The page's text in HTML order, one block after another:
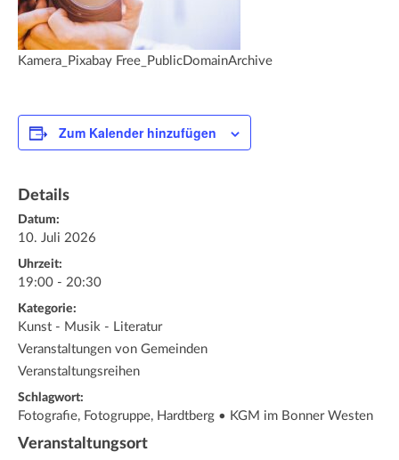
Kamera_Pixabay Free_PublicDomainArchive
Zum Kalender hinzufügen
Details
Datum:
10. Juli 2026
Uhrzeit:
19:00 - 20:30
Kategorie:
Kunst - Musik - Literatur
Veranstaltungen von Gemeinden
Veranstaltungsreihen
Schlagwort:
Fotografie, Fotogruppe, Hardtberg • KGM im Bonner Westen
Veranstaltungsort